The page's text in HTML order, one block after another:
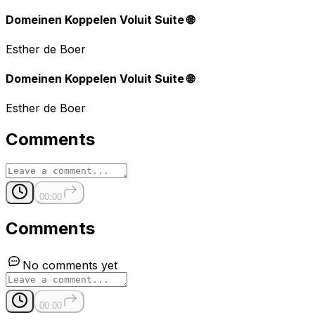
Domeinen Koppelen Voluit Suite 🌐
Esther de Boer
Domeinen Koppelen Voluit Suite 🌐
Esther de Boer
Comments
00:00
Comments
No comments yet
00:00